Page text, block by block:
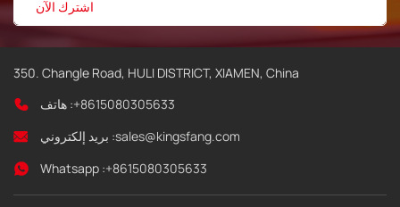
350. Changle Road, HULI DISTRICT, XIAMEN, China
هاتف :+8615080305633
بريد إلكتروني :sales@kingsfang.com
Whatsapp :+8615080305633